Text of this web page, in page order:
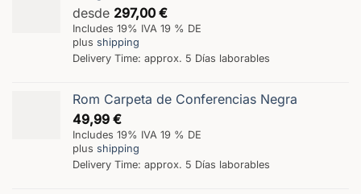
desde 297,00 €
Includes 19% IVA 19 % DE
plus shipping
Delivery Time: approx. 5 Días laborables
Rom Carpeta de Conferencias Negra
49,99 €
Includes 19% IVA 19 % DE
plus shipping
Delivery Time: approx. 5 Días laborables